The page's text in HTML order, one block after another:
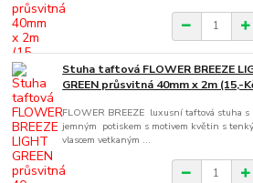
Stuha taftová FLOWER BREEZE
GREEN průsvitná 40mm x 2m (15,-
FLOWER BREEZE luxusní taftová stuha s
jemným potiskem s motivem květin s
vlascem vetkaným ...